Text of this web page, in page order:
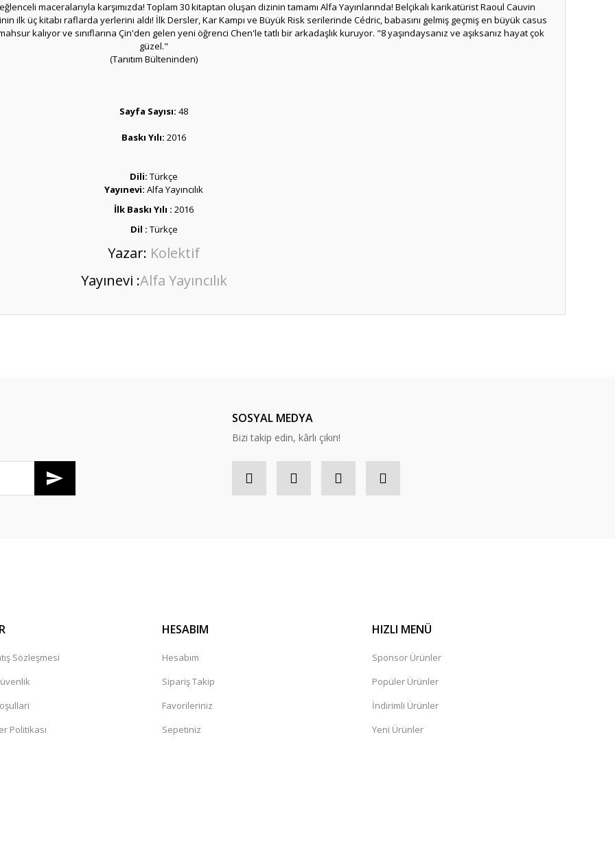
maceralarıyla karşımızda! Toplam 30 kitaptan oluşan dizinin tamamı Alfa Yayınlarında! Belçikalı karikatürist Raoul Cauvin
ilk üç kitabı raflarda yerlerini aldı! İlk Dersler, Kar Kampı ve Büyük Risk serilerinde Cédric, babasını gelmiş geçmiş en büyük casus
kalıyor ve sınıflarına Çin'den gelen yeni öğrenci Chen'le tatlı bir arkadaşlık kuruyor. "8 yaşındaysanız ve aşıksanız hayat çok
güzel."
(Tanıtım Bülteninden)
Sayfa Sayısı: 48
Baskı Yılı: 2016
Dili: Türkçe
Yayınevi: Alfa Yayıncılık
İlk Baskı Yılı : 2016
Dil : Türkçe
Yazar: Kolektif
Yayınevi :Alfa Yayıncılık
SOSYAL MEDYA
Bizi takip edin, kârlı çıkın!
Sözleşmesi
Politikası
HESABIM
Hesabım
Sipariş Takip
Favorileriniz
Sepetiniz
HIZLI MENÜ
Sponsor Ürünler
Popüler Ürünler
İndirimli Ürünler
Yeni Ürünler